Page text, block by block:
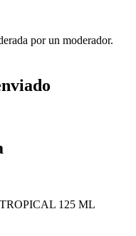
por un moderador.